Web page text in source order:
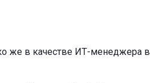
же в качестве ИТ-менеджера